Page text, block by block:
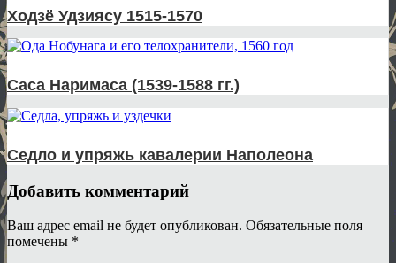
Ходзё Удзиясу 1515-1570
Саса Наримаса (1539-1588 гг.)
Седло и упряжь кавалерии Наполеона
Добавить комментарий
Ваш адрес email не будет опубликован. Обязательные поля
помечены *